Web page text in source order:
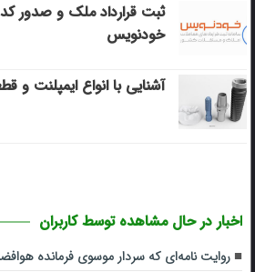
ثبت قرارداد ملک و صدور کد
خودنویس
آشنایی با انواع ایمپلنت و
اخبار در حال مشاهده توسط کاربران
روایت نامه‌ای که سردار موسوی فرمانده